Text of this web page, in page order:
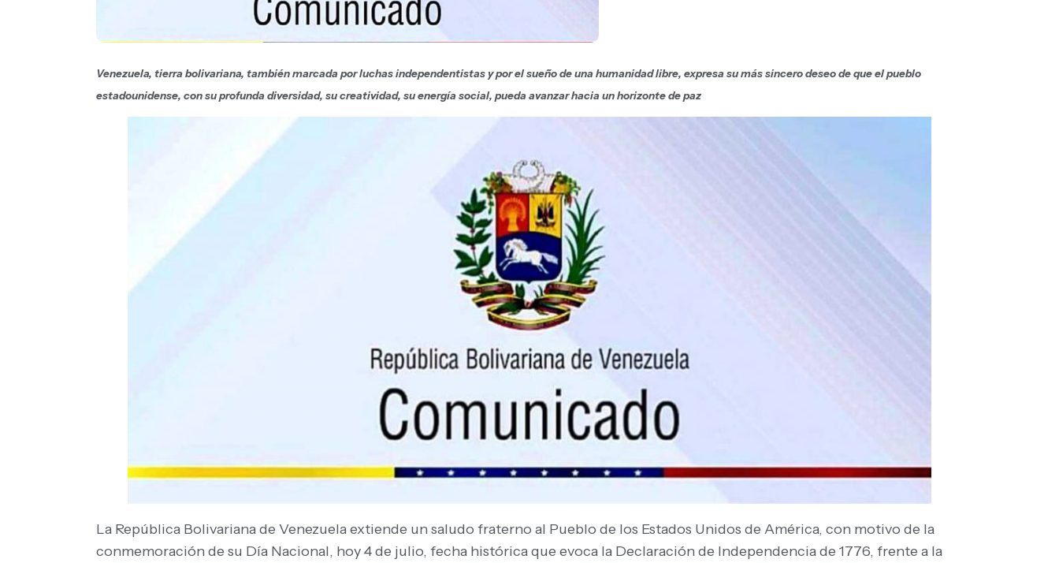
Venezuela, tierra bolivariana, también marcada por luchas independentistas y por el sueño de una humanidad libre, expresa su más sincero deseo de que el pueblo
estadounidense, con su profunda diversidad, su creatividad, su energía social, pueda avanzar hacia un horizonte de paz
La República Bolivariana de Venezuela extiende un saludo fraterno al Pueblo de los Estados Unidos de América, con motivo de la
conmemoración de su Día Nacional, hoy 4 de julio, fecha histórica que evoca la Declaración de Independencia de 1776, frente a la